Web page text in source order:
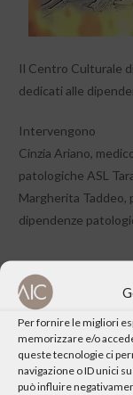
Per fornire le migliori
memorizzare e/o
queste tecnologie ci
navigazione o ID unici
può influire
Il Centro Culturale
dedicati alle
Intervengono
Cinzia Ariano,
patologiche ASL
Margherita
dipendenze